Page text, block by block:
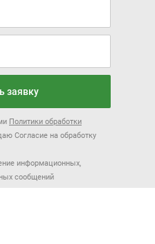
заявку
Политики обработки
Согласие на обработку
информационных,
сообщений